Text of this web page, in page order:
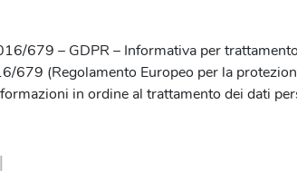
679 – GDPR – Informativa per
679 (Regolamento Europeo per la
in ordine al trattamento dei dati